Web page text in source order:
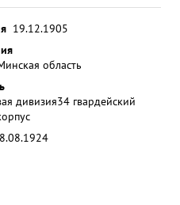
19.12.1905
область
дивизия34 гвардейский